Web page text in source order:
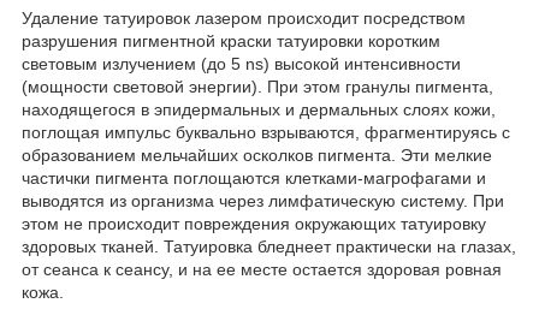
Удаление татуировок лазером происходит посредством
разрушения пигментной краски татуировки коротким
световым излучением (до 5 ns) высокой интенсивности
(мощности световой энергии). При этом гранулы пигмента,
находящегося в эпидермальных и дермальных слоях кожи,
поглощая импульс буквально взрываются, фрагментируясь с
образованием мельчайших осколков пигмента. Эти мелкие
частички пигмента поглощаются клетками-магрофагами и
выводятся из организма через лимфатическую систему. При
этом не происходит повреждения окружающих татуировку
здоровых тканей. Татуировка бледнеет практически на глазах,
от сеанса к сеансу, и на ее месте остается здоровая ровная
кожа.